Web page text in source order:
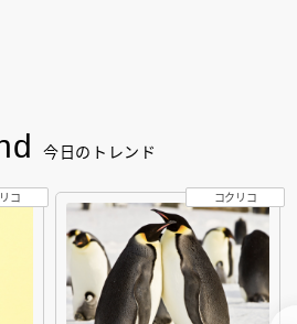
今日のトレンド
コ コクリコ